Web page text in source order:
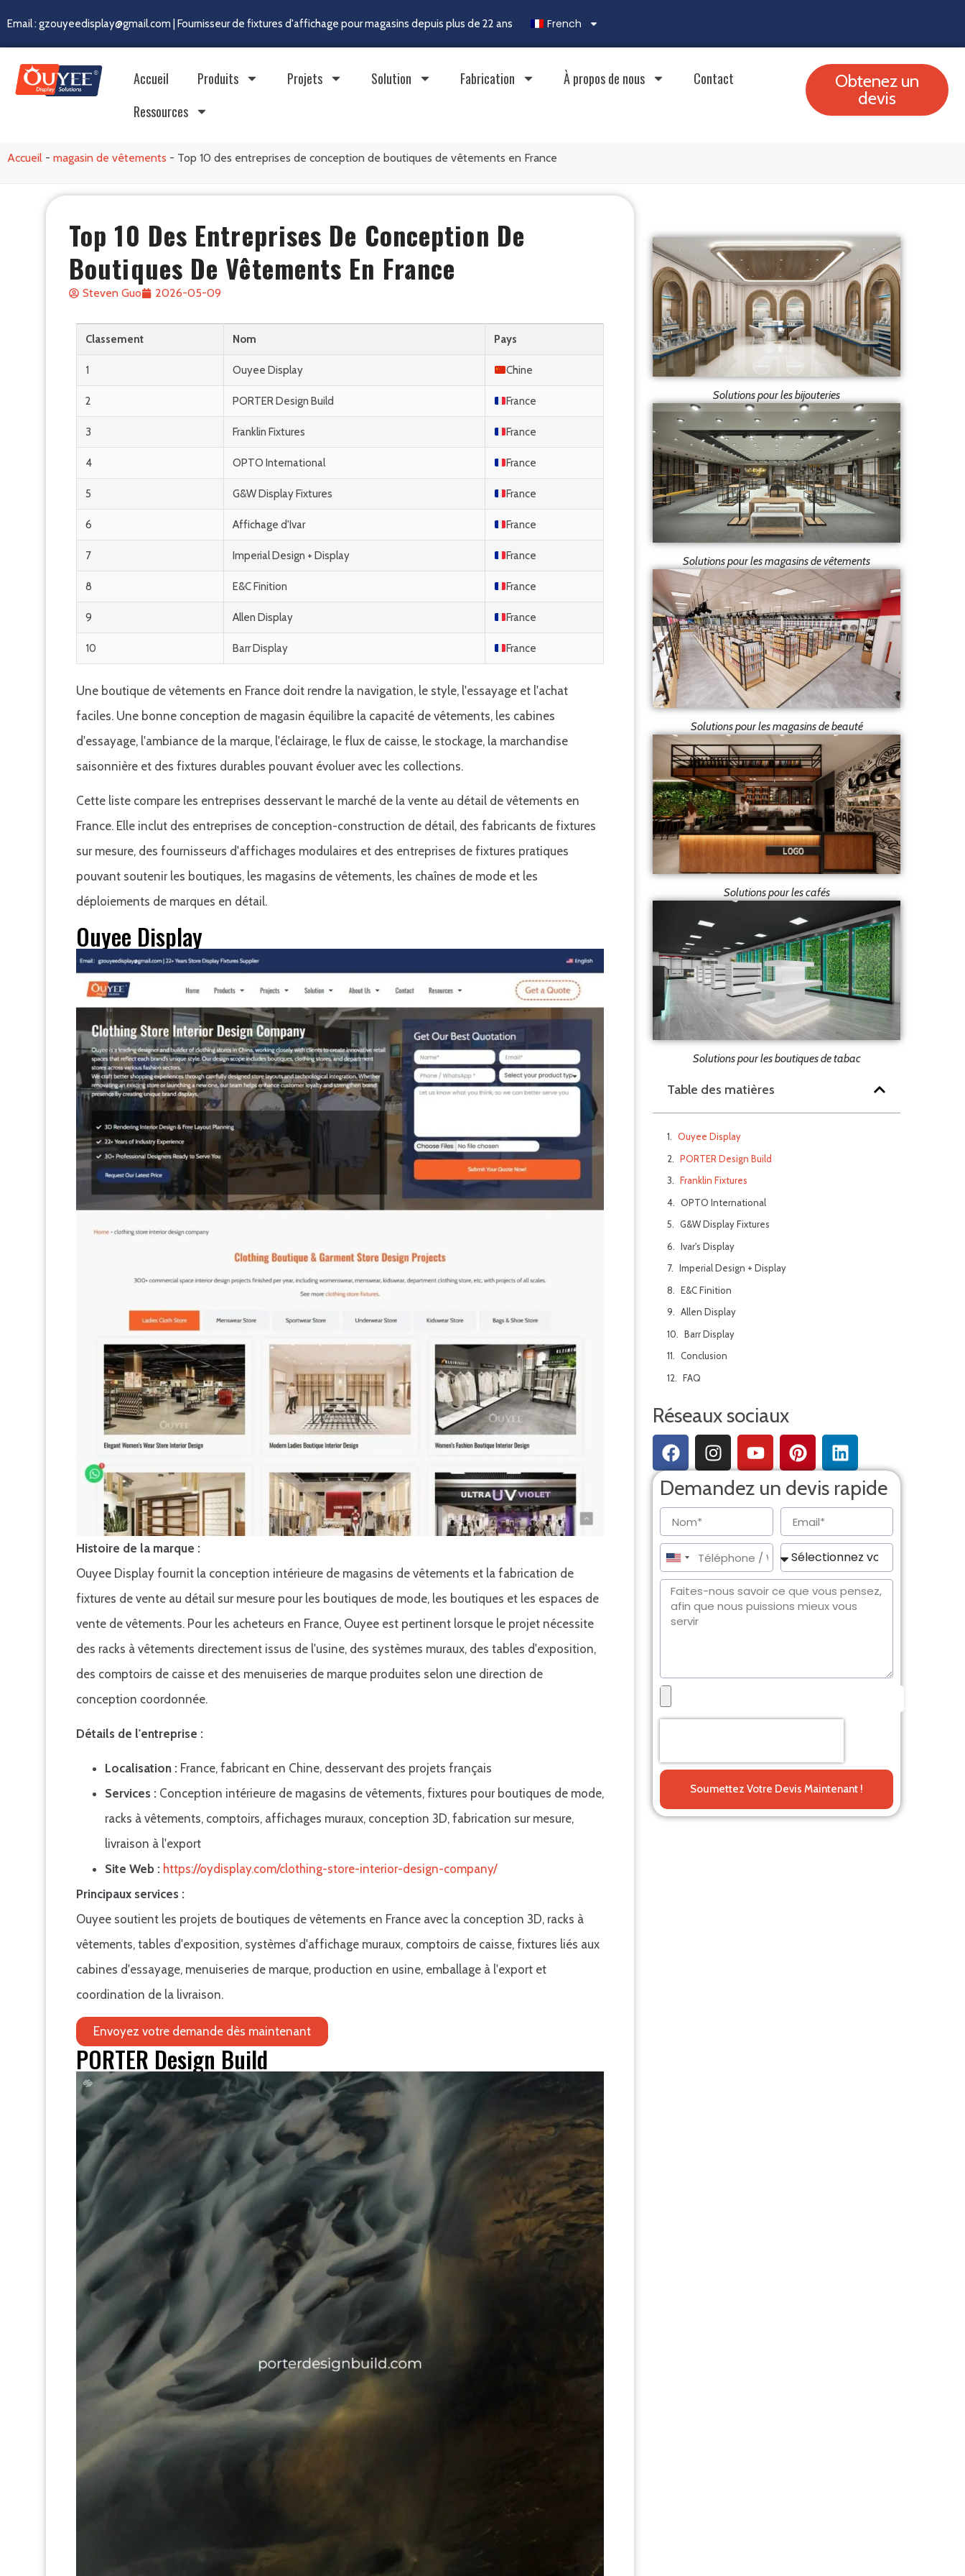
Email : gzouyeedisplay@gmail.com | Fournisseur de fixtures d'affichage pour magasins depuis plus de 22 ans French
Accueil Produits Projets Solution Fabrication À propos de nous
Contact
Ressources
Obtenez un
devis
Accueil - magasin de vêtements - Top 10 des entreprises de conception de boutiques de vêtements en France
Top 10 Des Entreprises De Conception De
Boutiques De Vêtements En France
Steven Guo 2026-05-09
Classement Nom Pays
1 Ouyee Display Chine
2 PORTER Design Build France
3 Franklin Fixtures France
4 OPTO International France
5 G&W Display Fixtures France
6 Affichage d'Ivar France
7 Imperial Design + Display France
8 E&C Finition France
9 Allen Display France
10 Barr Display France
Une boutique de vêtements en France doit rendre la navigation, le style, l'essayage et l'achat
faciles. Une bonne conception de magasin équilibre la capacité de vêtements, les cabines
d'essayage, l'ambiance de la marque, l'éclairage, le flux de caisse, le stockage, la marchandise
saisonnière et des fixtures durables pouvant évoluer avec les collections.
Cette liste compare les entreprises desservant le marché de la vente au détail de vêtements en
France. Elle inclut des entreprises de conception-construction de détail, des fabricants de fixtures
sur mesure, des fournisseurs d'affichages modulaires et des entreprises de fixtures pratiques
pouvant soutenir les boutiques, les magasins de vêtements, les chaînes de mode et les
déploiements de marques en détail.
Ouyee Display
Histoire de la marque :
Ouyee Display fournit la conception intérieure de magasins de vêtements et la fabrication de
fixtures de vente au détail sur mesure pour les boutiques de mode, les boutiques et les espaces de
vente de vêtements. Pour les acheteurs en France, Ouyee est pertinent lorsque le projet nécessite
des racks à vêtements directement issus de l'usine, des systèmes muraux, des tables d'exposition,
des comptoirs de caisse et des menuiseries de marque produites selon une direction de
conception coordonnée.
Détails de l'entreprise :
Localisation : France, fabricant en Chine, desservant des projets français
Services : Conception intérieure de magasins de vêtements, fixtures pour boutiques de mode,
racks à vêtements, comptoirs, affichages muraux, conception 3D, fabrication sur mesure,
livraison à l'export
Site Web : https://oydisplay.com/clothing-store-interior-design-company/
Principaux services :
Ouyee soutient les projets de boutiques de vêtements en France avec la conception 3D, racks à
vêtements, tables d'exposition, systèmes d'affichage muraux, comptoirs de caisse, fixtures liés aux
cabines d'essayage, menuiseries de marque, production en usine, emballage à l'export et
coordination de la livraison.
Envoyez votre demande dès maintenant
PORTER Design Build
Solutions pour les bijouteries
Solutions pour les magasins de vêtements
Solutions pour les magasins de beauté
Solutions pour les cafés
Solutions pour les boutiques de tabac
Table des matières
Ouyee Display
PORTER Design Build
Franklin Fixtures
OPTO International
G&W Display Fixtures
Ivar's Display
Imperial Design + Display
E&C Finition
Allen Display
Barr Display
Conclusion
FAQ
Réseaux sociaux
Demandez un devis rapide
United
States
+1
Soumettez Votre Devis Maintenant !